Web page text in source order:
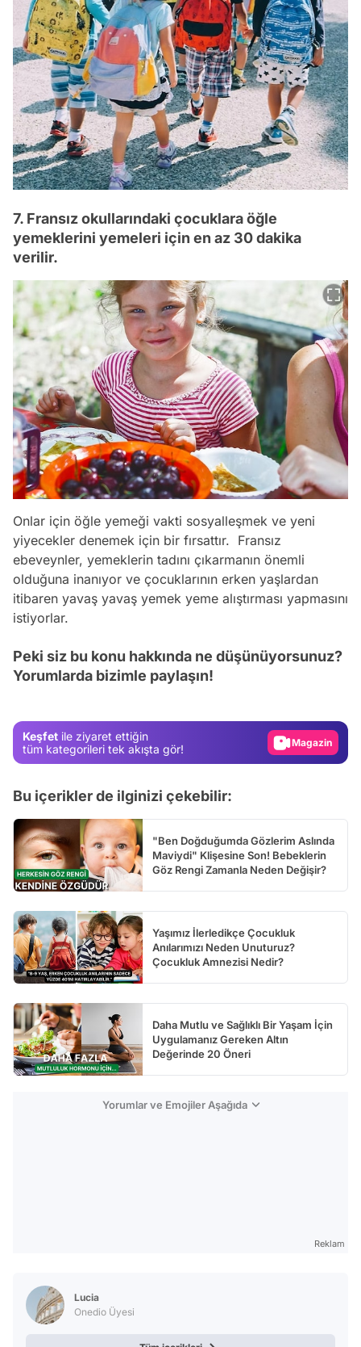
7. Fransız okullarındaki çocuklara öğle
yemeklerini yemeleri için en az 30 dakika
verilir.
Onlar için öğle yemeği vakti sosyalleşmek ve yeni
yiyecekler denemek için bir fırsattır. Fransız
ebeveynler, yemeklerin tadını çıkarmanın önemli
olduğuna inanıyor ve çocuklarının erken yaşlardan
itibaren yavaş yavaş yemek yeme alıştırması yapmasını
istiyorlar.
Peki siz bu konu hakkında ne düşünüyorsunuz?
Yorumlarda bizimle paylaşın!
Keşfet ile ziyaret ettiğin
tüm kategorileri tek akışta gör!
Test
Video
Bu içerikler de ilginizi çekebilir:
"Ben Doğduğumda Gözlerim Aslında
Maviydi" Klişesine Son! Bebeklerin
Göz Rengi Zamanla Neden Değişir?
Yaşımız İlerledikçe Çocukluk
Anılarımızı Neden Unuturuz?
Çocukluk Amnezisi Nedir?
Daha Mutlu ve Sağlıklı Bir Yaşam İçin
Uygulamanız Gereken Altın
Değerinde 20 Öneri
Yorumlar ve Emojiler Aşağıda
Reklam
Lucia
Onedio Üyesi